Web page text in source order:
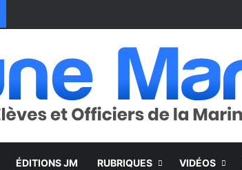
ÉDITIONS JM RUBRIQUES VIDÉOS